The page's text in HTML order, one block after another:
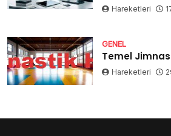
Hareketleri
GENEL
Temel
Hareketleri